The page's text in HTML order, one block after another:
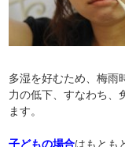
多湿を好むため、梅雨
力の低下、すなわち、
ます。
子どもの場合はもとも